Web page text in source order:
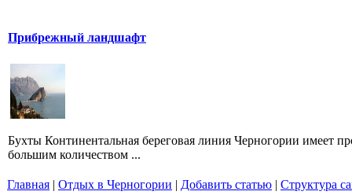
Прибрежный ландшафт
Бухты Континентальная береговая линия Черногории имеет
большим количеством ...
Главная | Отдых в Черногории | Добавить статью | Структура